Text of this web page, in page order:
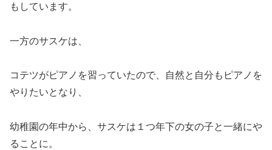
もしています。
一方のサスケは、
コテツがピアノを習っていたので、自然と自分もピアノを
やりたいとなり、
幼稚園の年中から、サスケは１つ年下の女の子と一緒にや
ることに。